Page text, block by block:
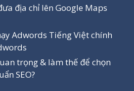
địa chỉ lên Google Maps
Adwords Tiếng Việt chính
trọng & làm thế để chọn
SEO?